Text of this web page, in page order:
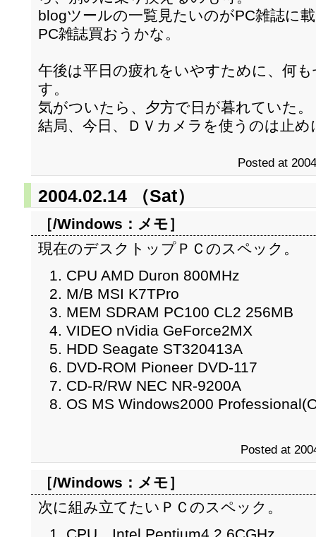
blogツールの一覧見たいのがPC雑誌に
PC雑誌買おうかな。
午後は平日の疲れをいやすために、何
す。
気がついたら、夕方で日が暮れていた。
結局、今日、ＤＶカメラを使うのは止め
Posted at
2004.02.14 （Sat）
［/Windows： メモ］
現在のデスクトップＰＣのスペック。
CPU AMD Duron 800MHz
M/B MSI K7TPro
MEM SDRAM PC100 CL2 256MB
VIDEO nVidia GeForce2MX
HDD Seagate ST320413A
DVD-ROM Pioneer DVD-117
CD-R/RW NEC NR-9200A
OS MS Windows2000
Posted at
［/Windows： メモ］
次に組み立てたいＰＣのスペック。